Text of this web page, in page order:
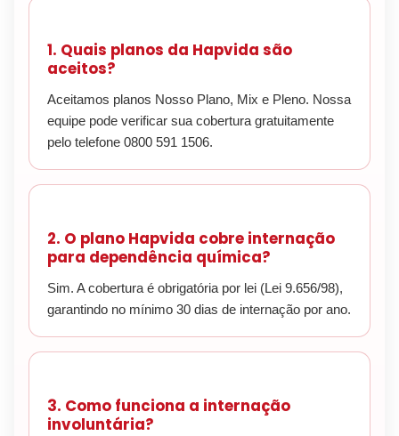
1. Quais planos da Hapvida são
aceitos?
Aceitamos planos Nosso Plano, Mix e Pleno. Nossa
equipe pode verificar sua cobertura gratuitamente
pelo telefone 0800 591 1506.
2. O plano Hapvida cobre internação
para dependência química?
Sim. A cobertura é obrigatória por lei (Lei 9.656/98),
garantindo no mínimo 30 dias de internação por ano.
3. Como funciona a internação
involuntária?